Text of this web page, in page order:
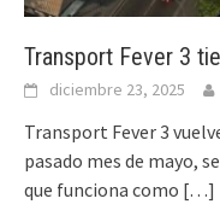
Transport Fever 3
diciembre 23, 2025
Transport Fever 3
pasado mes de mayo,
que funciona como […]